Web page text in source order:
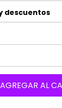
descuentos
AGREGAR AL